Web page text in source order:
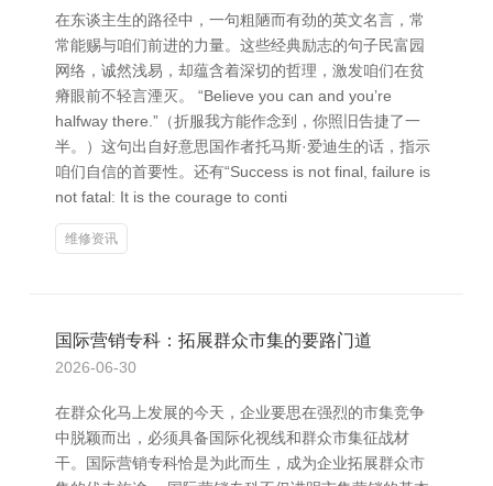
在东谈主生的路径中，一句粗陋而有劲的英文名言，常
常能赐与咱们前进的力量。这些经典励志的句子民富园
网络，诚然浅易，却蕴含着深切的哲理，激发咱们在贫
瘠眼前不轻言湮灭。 “Believe you can and you’re
halfway there.”（折服我方能作念到，你照旧告捷了一
半。）这句出自好意思国作者托马斯·爱迪生的话，指示
咱们自信的首要性。还有“Success is not final, failure is
not fatal: It is the courage to conti
维修资讯
国际营销专科：拓展群众市集的要路门道
2026-06-30
在群众化马上发展的今天，企业要思在强烈的市集竞争
中脱颖而出，必须具备国际化视线和群众市集征战材
干。国际营销专科恰是为此而生，成为企业拓展群众市